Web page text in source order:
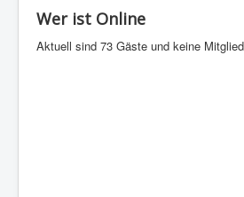
Wer ist Online
Aktuell sind 73 Gäste und keine